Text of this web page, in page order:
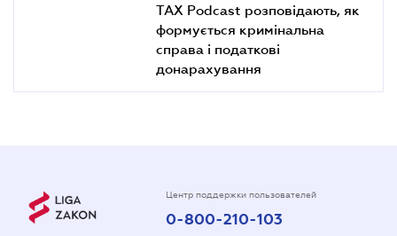
TAX Podcast розповідають, як
формується кримінальна
справа і податкові
донарахування
Центр поддержки пользователей
0-800-210-103